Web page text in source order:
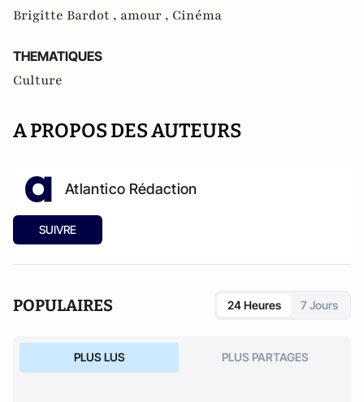
Brigitte Bardot , amour , Cinéma
THEMATIQUES
Culture
A PROPOS DES AUTEURS
Atlantico Rédaction
SUIVRE
POPULAIRES 24 Heures 7 Jours
PLUS LUS PLUS PARTAGES